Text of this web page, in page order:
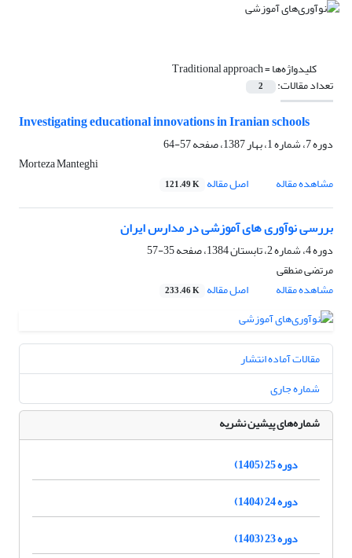
کلیدواژه‌ها =Traditional approach
تعداد مقالات: 2
Investigating educational innovations in Iranian schools
دوره 7، شماره 1، بهار 1387، صفحه
57-64
Morteza Manteghi
مشاهده مقاله
اصل مقاله 121.49 K
بررسی نوآوری های آموزشی در مدارس ایران
دوره 4، شماره 2، تابستان 1384، صفحه
35-57
مرتضی منطقی
مشاهده مقاله
اصل مقاله 233.46 K
مقالات آماده انتشار
شماره جاری
شماره‌های پیشین نشریه
دوره 25 (1405)
دوره 24 (1404)
دوره 23 (1403)